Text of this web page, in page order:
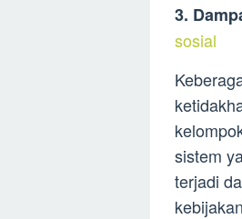
3.
sosial
sistem
terjadi